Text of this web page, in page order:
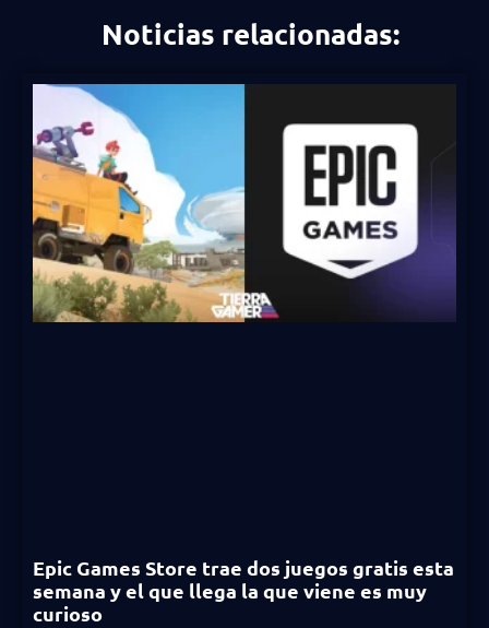
Noticias relacionadas:
Epic Games Store trae dos juegos gratis esta
semana y el que llega la que viene es muy
curioso